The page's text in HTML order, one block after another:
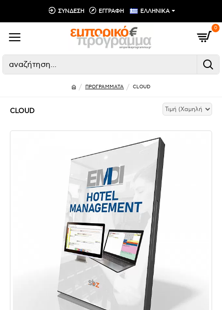
ΣΥΝΔΕΣΗ ΕΓΓΡΑΦΗ ΕΛΛΗΝΙΚΑ
0
ΠΡΟΓΡΑΜΜΑΤΑ CLOUD
CLOUD